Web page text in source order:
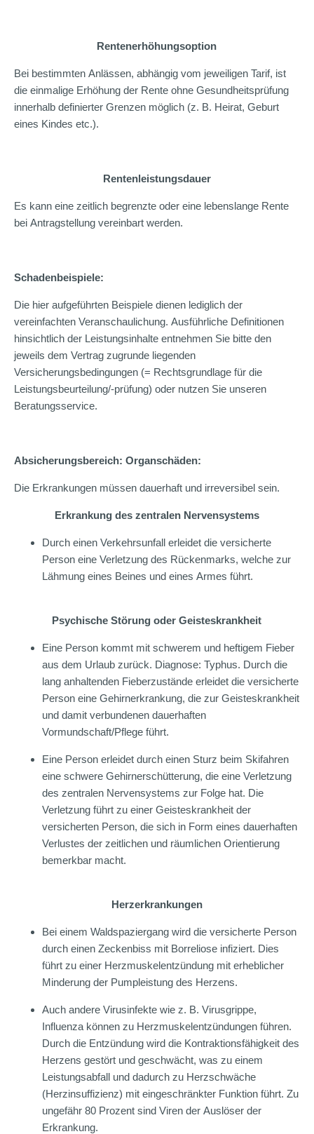
Rentenerhöhungsoption
Bei bestimmten Anlässen, abhängig vom jeweiligen Tarif, ist
die einmalige Erhöhung der Rente ohne Gesundheitsprüfung
innerhalb definierter Grenzen möglich (z. B. Heirat, Geburt
eines Kindes etc.).
Rentenleistungsdauer
Es kann eine zeitlich begrenzte oder eine lebenslange Rente
bei Antragstellung vereinbart werden.
Schadenbeispiele:
Die hier aufgeführten Beispiele dienen lediglich der
vereinfachten Veranschaulichung. Ausführliche Definitionen
hinsichtlich der Leistungsinhalte entnehmen Sie bitte den
jeweils dem Vertrag zugrunde liegenden
Versicherungsbedingungen (= Rechtsgrundlage für die
Leistungsbeurteilung/-prüfung) oder nutzen Sie unseren
Beratungsservice.
Absicherungsbereich: Organschäden:
Die Erkrankungen müssen dauerhaft und irreversibel sein.
Erkrankung des zentralen Nervensystems
Durch einen Verkehrsunfall erleidet die versicherte
Person eine Verletzung des Rückenmarks, welche zur
Lähmung eines Beines und eines Armes führt.
Psychische Störung oder Geisteskrankheit
Eine Person kommt mit schwerem und heftigem Fieber
aus dem Urlaub zurück. Diagnose: Typhus. Durch die
lang anhaltenden Fieberzustände erleidet die versicherte
Person eine Gehirnerkrankung, die zur Geisteskrankheit
und damit verbundenen dauerhaften
Vormundschaft/Pflege führt.
Eine Person erleidet durch einen Sturz beim Skifahren
eine schwere Gehirnerschütterung, die eine Verletzung
des zentralen Nervensystems zur Folge hat. Die
Verletzung führt zu einer Geisteskrankheit der
versicherten Person, die sich in Form eines dauerhaften
Verlustes der zeitlichen und räumlichen Orientierung
bemerkbar macht.
Herzerkrankungen
Bei einem Waldspaziergang wird die versicherte Person
durch einen Zeckenbiss mit Borreliose infiziert. Dies
führt zu einer Herzmuskelentzündung mit erheblicher
Minderung der Pumpleistung des Herzens.
Auch andere Virusinfekte wie z. B. Virusgrippe,
Influenza können zu Herzmuskelentzündungen führen.
Durch die Entzündung wird die Kontraktionsfähigkeit des
Herzens gestört und geschwächt, was zu einem
Leistungsabfall und dadurch zu Herzschwäche
(Herzinsuffizienz) mit eingeschränkter Funktion führt. Zu
ungefähr 80 Prozent sind Viren der Auslöser der
Erkrankung.